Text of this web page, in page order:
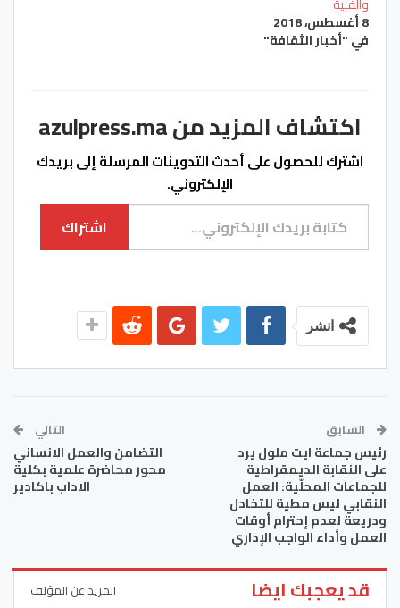
والفنية
8 أغسطس، 2018
في "أخبار الثقافة"
اكتشاف المزيد من azulpress.ma
اشترك للحصول على أحدث التدوينات المرسلة إلى بريدك
الإلكتروني.
كتابة بريدك الإلكتروني...
اشتراك
انشر
السابق
رئيس جماعة ايت ملول يرد
على النقابة الديمقراطية
للجماعات المحلّية: العمل
النقابي ليس مطية للتخادل
ودريعة لعدم إحترام أوقات
العمل وأداء الواجب الإداري
التالي
التضامن والعمل الانساني
محور محاضرة علمية بكلية
الاداب باكادير
قد يعجبك ايضا المزيد عن المؤلف